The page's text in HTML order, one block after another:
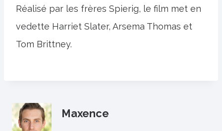
Réalisé par les frères Spierig, le film met en
vedette Harriet Slater, Arsema Thomas et
Tom Brittney.
Maxence